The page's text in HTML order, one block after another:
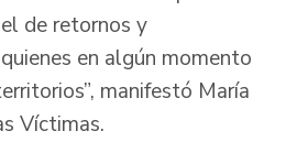
de retornos y
en algún momento
manifestó María
Víctimas.